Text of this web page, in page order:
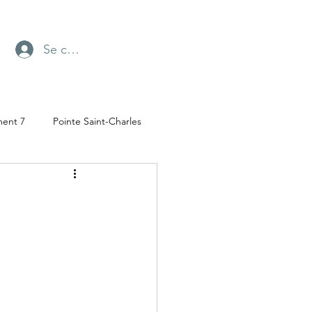
Se connecter
7 Pointe Saint-Charles